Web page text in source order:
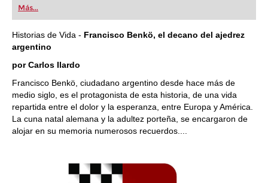
first steps into the world of club chess, or already
playing at a tournament level: with FRITZ, you can
train more efficiently, intelligently and with a
more personalised approach than ever before.
Más...
Historias de Vida - Francisco Benkö, el decano del ajedrez
argentino
por Carlos Ilardo
Francisco Benkö, ciudadano argentino desde hace más de
medio siglo, es el protagonista de esta historia, de una vida
repartida entre el dolor y la esperanza, entre Europa y América.
La cuna natal alemana y la adultez porteña, se encargaron de
alojar en su memoria numerosos recuerdos....